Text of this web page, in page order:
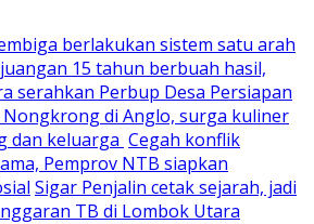
berlakukan sistem satu arah
15 tahun berbuah hasil,
serahkan Perbup Desa Persiapan
Nongkrong di Anglo, surga kuliner
dan keluarga Cegah konflik
Pemprov NTB siapkan
Sigar Penjalin cetak sejarah, jadi
TB di Lombok Utara